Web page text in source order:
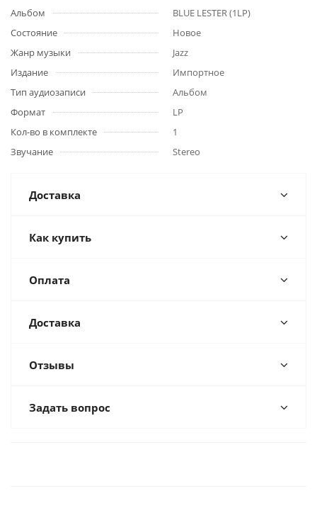
Альбом
BLUE LESTER (1LP)
Состояние
Новое
Жанр музыки
Jazz
Издание
Импортное
Тип аудиозаписи
Альбом
Формат
LP
Кол-во в комплекте
1
Звучание
Stereo
Доставка
Как купить
Оплата
Доставка
Отзывы
Задать вопрос